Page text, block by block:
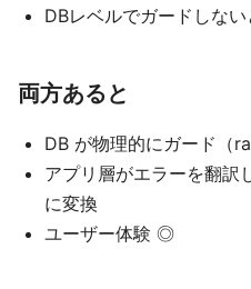
DBレベルでガードしな
両方あると
DB が物理的にガード（
アプリ層がエラーを翻訳
に変換
ユーザー体験 ◎